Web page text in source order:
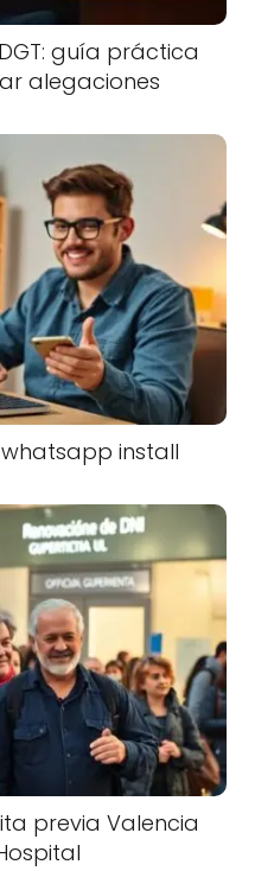
guía práctica
alegaciones
install
previa Valencia